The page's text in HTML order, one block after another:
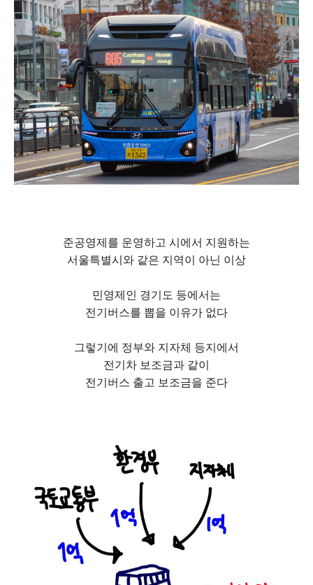
준공영제를 운영하고 시에서 지원하는
서울특별시와 같은 지역이 아닌 이상
민영제인 경기도 등에서는
전기버스를 뽑을 이유가 없다
그렇기에 정부와 지자체 등지에서
전기차 보조금과 같이
전기버스 출고 보조금을 준다